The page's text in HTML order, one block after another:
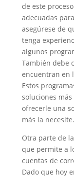
de este
adecuadas
asegúrese de
tenga
algunos
También debe
encuentran en
Estos
soluciones
ofrecerle una
más la necesite.
Otra parte de
que permite a
cuentas de
Dado que hoy